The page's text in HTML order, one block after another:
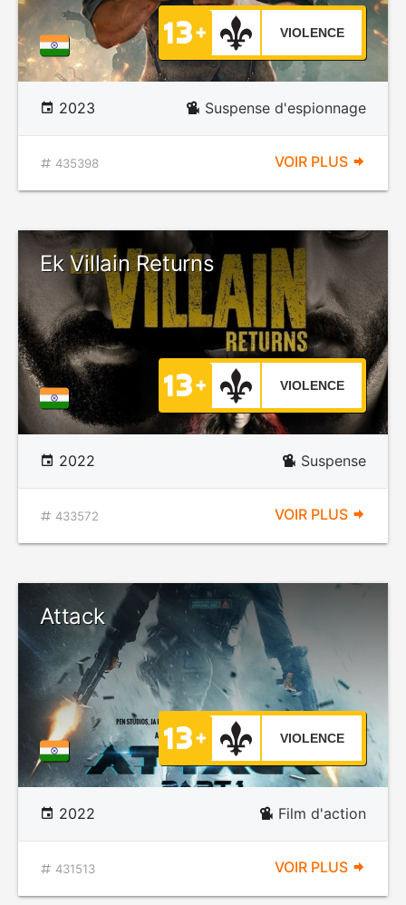
VIOLENCE
2023 Suspense d'espionnage
435398 VOIR PLUS
Ek Villain Returns
VIOLENCE
2022 Suspense
433572 VOIR PLUS
Attack
VIOLENCE
2022 Film d'action
431513 VOIR PLUS